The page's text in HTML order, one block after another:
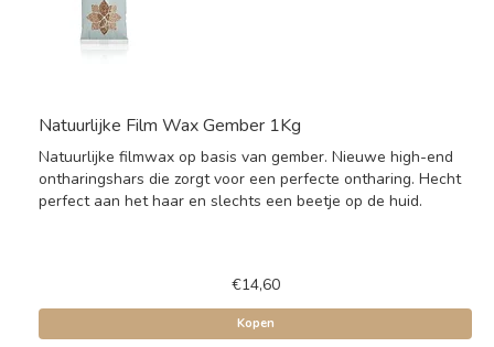
Natuurlijke Film Wax Gember 1Kg
Natuurlijke filmwax op basis van gember. Nieuwe high-end
ontharingshars die zorgt voor een perfecte ontharing. Hecht
perfect aan het haar en slechts een beetje op de huid.
€14,60
Kopen